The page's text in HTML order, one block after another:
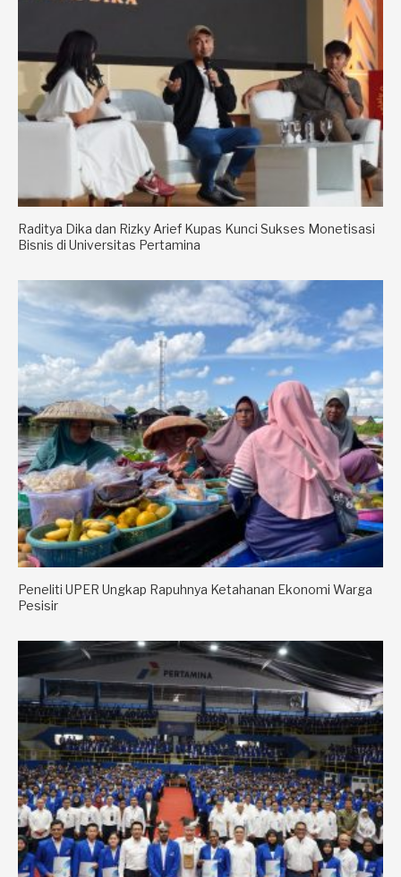
Raditya Dika dan Rizky Arief Kupas Kunci Sukses Monetisasi
Bisnis di Universitas Pertamina
Peneliti UPER Ungkap Rapuhnya Ketahanan Ekonomi Warga
Pesisir